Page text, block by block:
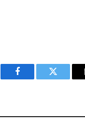
Facebook Twitter